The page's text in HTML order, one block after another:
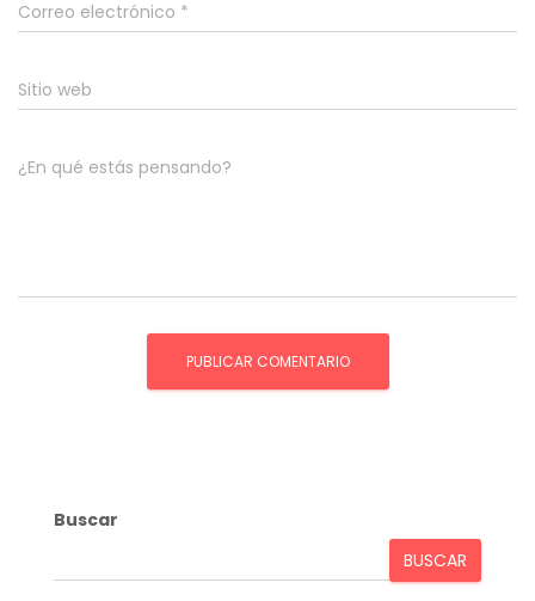
Correo electrónico *
Sitio web
¿En qué estás pensando?
Buscar
BUSCAR